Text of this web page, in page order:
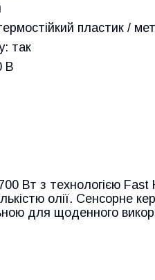
пластик /
так
В
Вт з технологією Fast
олії. Сенсорне
для щоденного